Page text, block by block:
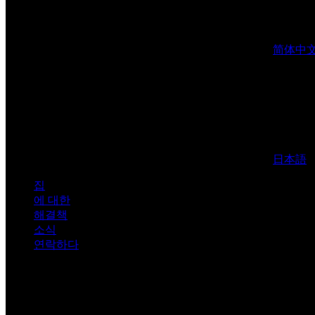
简体中
日本語
집
에 대한
해결책
소식
연락하다